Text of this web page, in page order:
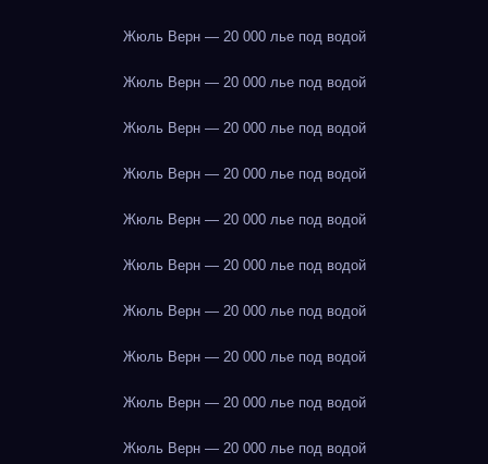
Жюль Верн — 20 000 лье под водой
Жюль Верн — 20 000 лье под водой
Жюль Верн — 20 000 лье под водой
Жюль Верн — 20 000 лье под водой
Жюль Верн — 20 000 лье под водой
Жюль Верн — 20 000 лье под водой
Жюль Верн — 20 000 лье под водой
Жюль Верн — 20 000 лье под водой
Жюль Верн — 20 000 лье под водой
Жюль Верн — 20 000 лье под водой